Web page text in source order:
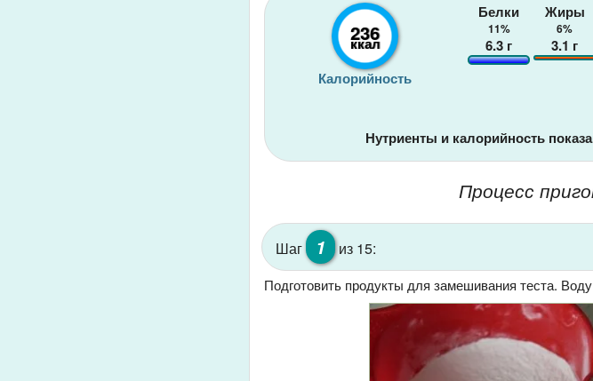
236
ккал
Калорийность
Белки
11%
6.3 г
Жиры
6%
3.1 г
Нутриенты и калорийность
Процесс
Шаг 1 из 15:
Подготовить продукты для замешивания теста.